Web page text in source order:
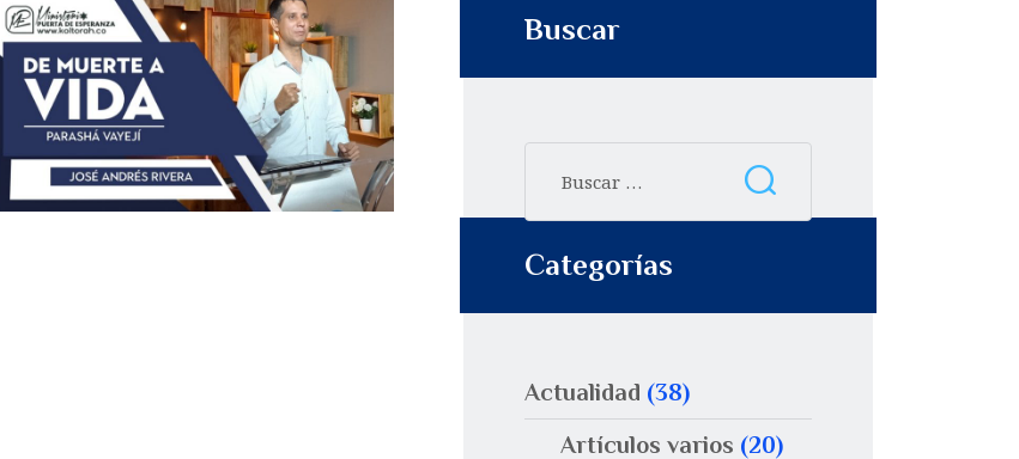
Buscar
Categorías
Actualidad (38)
Artículos varios (20)